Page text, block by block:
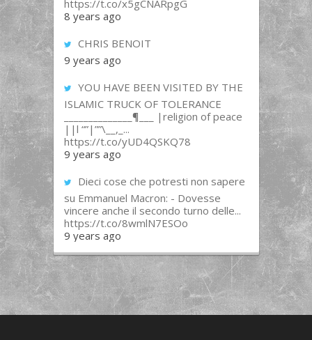
https://t.co/x5gCNARpgG
8 years ago
CHRIS BENOIT
9 years ago
YOU HAVE BEEN VISITED BY THE
ISLAMIC TRUCK OF TOLERANCE
______________¶___ |religion of peace
||l “”|””\__,_...
https://t.co/yUD4QSKQ78
9 years ago
Dieci cose che potresti non sapere
su Emmanuel Macron: - Dovesse
vincere anche il secondo turno delle...
https://t.co/8wmlN7ESOo
9 years ago